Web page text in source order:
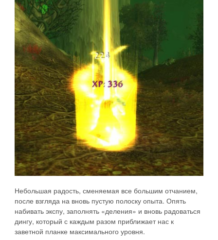
Небольшая радость, сменяемая все большим отчанием,
после взгляда на вновь пустую полоску опыта. Опять
набивать экспу, заполнять «деления» и вновь радоваться
дингу, который с каждым разом приближает нас к
заветной планке максимального уровня.